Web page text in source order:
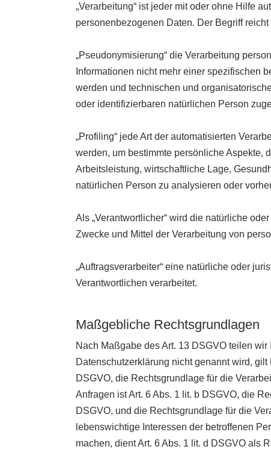
„Verarbeitung“ ist jeder mit oder ohne Hilfe
personenbezogenen Daten. Der Begriff
„Pseudonymisierung“ die Verarbeitung
Informationen nicht mehr einer spezifischen
werden und technischen und
oder identifizierbaren natürlichen Person
„Profiling“ jede Art der automatisierten
werden, um bestimmte persönliche Aspekte,
Arbeitsleistung, wirtschaftliche Lage,
natürlichen Person zu analysieren oder
Als „Verantwortlicher“ wird die natürliche
Zwecke und Mittel der Verarbeitung von
„Auftragsverarbeiter“ eine natürliche oder
Verantwortlichen verarbeitet.
Maßgebliche Rechtsgrundlagen
Nach Maßgabe des Art. 13 DSGVO teilen
Datenschutzerklärung nicht genannt wird,
DSGVO, die Rechtsgrundlage für die
Anfragen ist Art. 6 Abs. 1 lit. b DSGVO, die
DSGVO, und die Rechtsgrundlage für die
lebenswichtige Interessen der betroffenen
machen, dient Art. 6 Abs. 1 lit. d DSGVO als